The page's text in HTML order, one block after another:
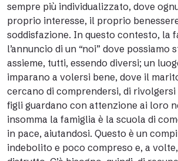
sempre più individualizzato, dove
proprio interesse, il proprio
soddisfazione. In questo contesto, la
l’annuncio di un “noi” dove possiamo
assieme, tutti, essendo diversi; un
imparano a volersi bene, dove il
cercano di comprendersi, di
figli guardano con attenzione ai loro
insomma la famiglia è la scuola di
in pace, aiutandosi. Questo è un
indebolito e poco compreso e, a